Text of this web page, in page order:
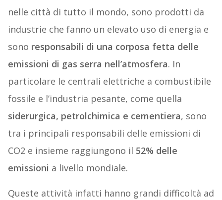
nelle città di tutto il mondo, sono prodotti da
industrie che fanno un elevato uso di energia e
sono responsabili di una corposa fetta delle
emissioni di gas serra nell’atmosfera. In
particolare le centrali elettriche a combustibile
fossile e l’industria pesante, come quella
siderurgica, petrolchimica e cementiera, sono
tra i principali responsabili delle emissioni di
CO2 e insieme raggiungono il 52% delle
emissioni a livello mondiale.
Queste attività infatti hanno grandi difficoltà ad